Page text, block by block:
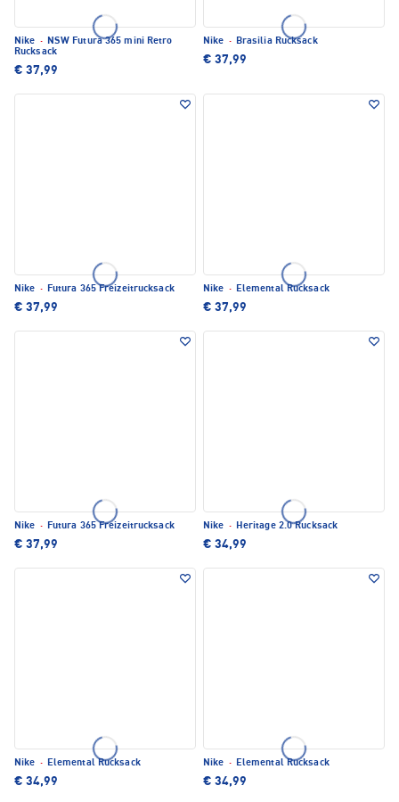
Nike · NSW Futura 365 mini Retro
Rucksack
€ 37,99
Nike · Brasilia Rucksack
€ 37,99
Nike · Futura 365 Freizeitrucksack
€ 37,99
Nike · Elemental Rucksack
€ 37,99
Nike · Futura 365 Freizeitrucksack
€ 37,99
Nike · Heritage 2.0 Rucksack
€ 34,99
Nike · Elemental Rucksack
€ 34,99
Nike · Elemental Rucksack
€ 34,99